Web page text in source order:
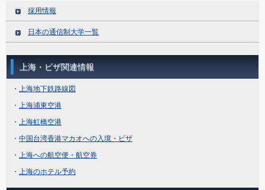
採用情報
日本の通信制大学一覧
上海・ビザ関連情報
・ 上海地下鉄路線図
・ 上海浦東空港
・ 上海虹橋空港
・ 中国台湾香港マカオへの入境・ビザ
・ 上海への航空便・航空券
・ 上海のホテル予約